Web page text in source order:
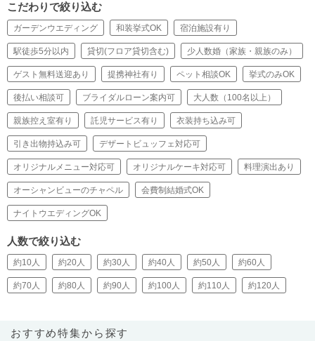
こだわりで絞り込む
ガーデンウエディング 和装挙式OK 宿泊施設有り
駅徒歩5分以内 貸切(フロア貸切含む) 少人数婚（家族・親族のみ）
ゲスト無料送迎あり 提携神社有り ペット相談OK 挙式のみOK
後払い相談可 ブライダルローン案内可 大人数（100名以上）
親族控え室有り 託児サービス有り 衣装持ち込み可
引き出物持込み可 デザートビュッフェ対応可
オリジナルメニュー対応可 オリジナルケーキ対応可 料理演出あり
オーシャンビューのチャペル 会費制結婚式OK
ナイトウエディングOK
人数で絞り込む
約10人 約20人 約30人 約40人 約50人 約60人
約70人 約80人 約90人 約100人 約110人 約120人
おすすめ特集から探す